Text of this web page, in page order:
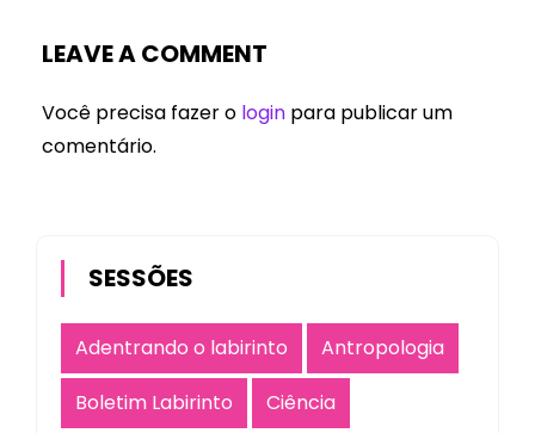
LEAVE A COMMENT
Você precisa fazer o login para publicar um
comentário.
SESSÕES
Adentrando o labirinto
Antropologia
Boletim Labirinto
Ciência